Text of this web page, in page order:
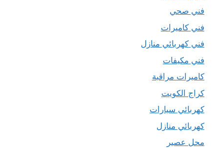
فني صحي
فني كاميرات
فني كهربائي منازل
فني مكيفات
كاميرات مراقبة
كراج الكويت
كهربائي سيارات
كهربائي منازل
محل عصير